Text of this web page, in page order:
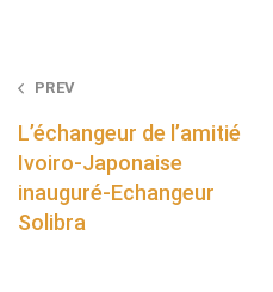
Post
navigation
PREV
L’échangeur de l’amitié
Ivoiro-Japonaise
inauguré-Echangeur
Solibra